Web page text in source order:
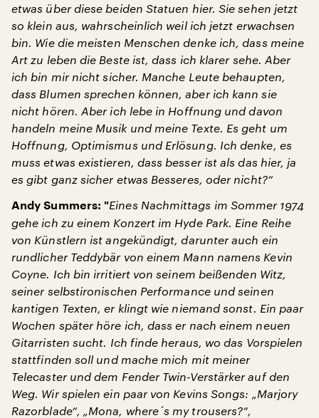
etwas über diese beiden Statuen hier. Sie sehen jetzt
so klein aus, wahrscheinlich weil ich jetzt erwachsen
bin. Wie die meisten Menschen denke ich, dass meine
Art zu leben die Beste ist, dass ich klarer sehe. Aber
ich bin mir nicht sicher. Manche Leute behaupten,
dass Blumen sprechen können, aber ich kann sie
nicht hören. Aber ich lebe in Hoffnung und davon
handeln meine Musik und meine Texte. Es geht um
Hoffnung, Optimismus und Erlösung. Ich denke, es
muss etwas existieren, dass besser ist als das hier, ja
es gibt ganz sicher etwas Besseres, oder nicht?“
Andy Summers: "Eines Nachmittags im Sommer 1974
gehe ich zu einem Konzert im Hyde Park. Eine Reihe
von Künstlern ist angekündigt, darunter auch ein
rundlicher Teddybär von einem Mann namens Kevin
Coyne. Ich bin irritiert von seinem beißenden Witz,
seiner selbstironischen Performance und seinen
kantigen Texten, er klingt wie niemand sonst. Ein paar
Wochen später höre ich, dass er nach einem neuen
Gitarristen sucht. Ich finde heraus, wo das Vorspielen
stattfinden soll und mache mich mit meiner
Telecaster und dem Fender Twin-Verstärker auf den
Weg. Wir spielen ein paar von Kevins Songs: „Marjory
Razorblade“, „Mona, where´s my trousers?“,